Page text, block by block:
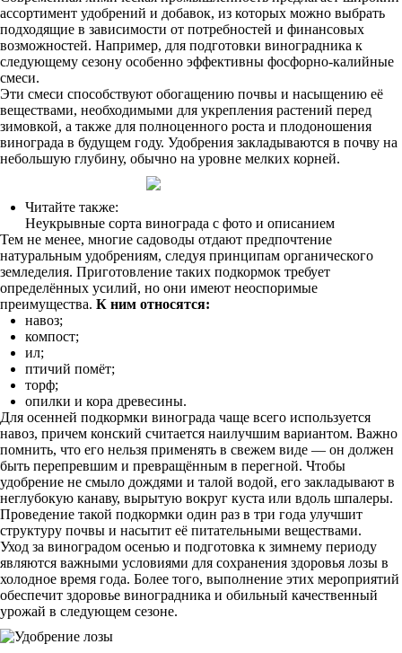
ассортимент удобрений и добавок, из которых можно выбрать
подходящие в зависимости от потребностей и финансовых
возможностей. Например, для подготовки виноградника к
следующему сезону особенно эффективны фосфорно-калийные
смеси.
Эти смеси способствуют обогащению почвы и насыщению её
веществами, необходимыми для укрепления растений перед
зимовкой, а также для полноценного роста и плодоношения
винограда в будущем году. Удобрения закладываются в почву на
небольшую глубину, обычно на уровне мелких корней.
Читайте также:
Неукрывные сорта винограда с фото и описанием
Тем не менее, многие садоводы отдают предпочтение
натуральным удобрениям, следуя принципам органического
земледелия. Приготовление таких подкормок требует
определённых усилий, но они имеют неоспоримые
преимущества. К ним относятся:
навоз;
компост;
ил;
птичий помёт;
торф;
опилки и кора древесины.
Для осенней подкормки винограда чаще всего используется
навоз, причем конский считается наилучшим вариантом. Важно
помнить, что его нельзя применять в свежем виде — он должен
быть перепревшим и превращённым в перегной. Чтобы
удобрение не смыло дождями и талой водой, его закладывают в
неглубокую канаву, вырытую вокруг куста или вдоль шпалеры.
Проведение такой подкормки один раз в три года улучшит
структуру почвы и насытит её питательными веществами.
Уход за виноградом осенью и подготовка к зимнему периоду
являются важными условиями для сохранения здоровья лозы в
холодное время года. Более того, выполнение этих мероприятий
обеспечит здоровье виноградника и обильный качественный
урожай в следующем сезоне.